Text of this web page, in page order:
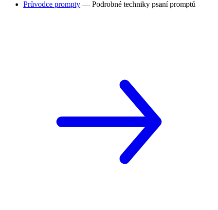
Průvodce prompty — Podrobné techniky psaní promptů